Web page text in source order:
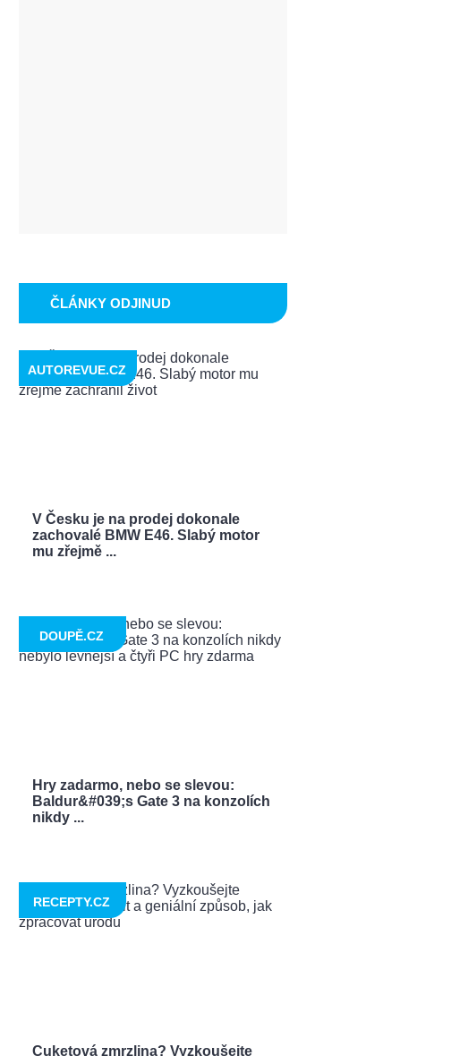
ČLÁNKY ODJINUD
V Česku je na prodej dokonale
zachovalé BMW E46. Slabý motor
mu zřejmě ...
AUTOREVUE.CZ
Hry zadarmo, nebo se slevou:
Baldur&#039;s Gate 3 na konzolích
nikdy ...
DOUPĚ.CZ
Cuketová zmrzlina? Vyzkoušejte
RECEPTY.CZ